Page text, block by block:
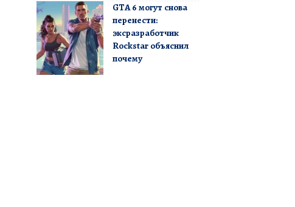
GTA 6 могут снова
перенести:
эксразработчик
Rockstar объяснил
почему